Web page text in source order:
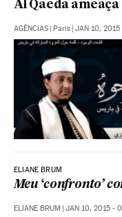
Al Qaeda
AGÊNCIAS | Paris | JAN 10,
ELIANE BRUM
Meu ‘confronto’
ELIANE BRUM | JAN 10, 2015 -